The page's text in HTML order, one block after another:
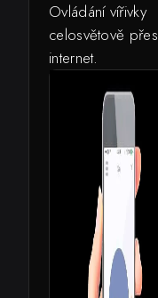
Ovládání vířivky
celosvětově přes
internet.